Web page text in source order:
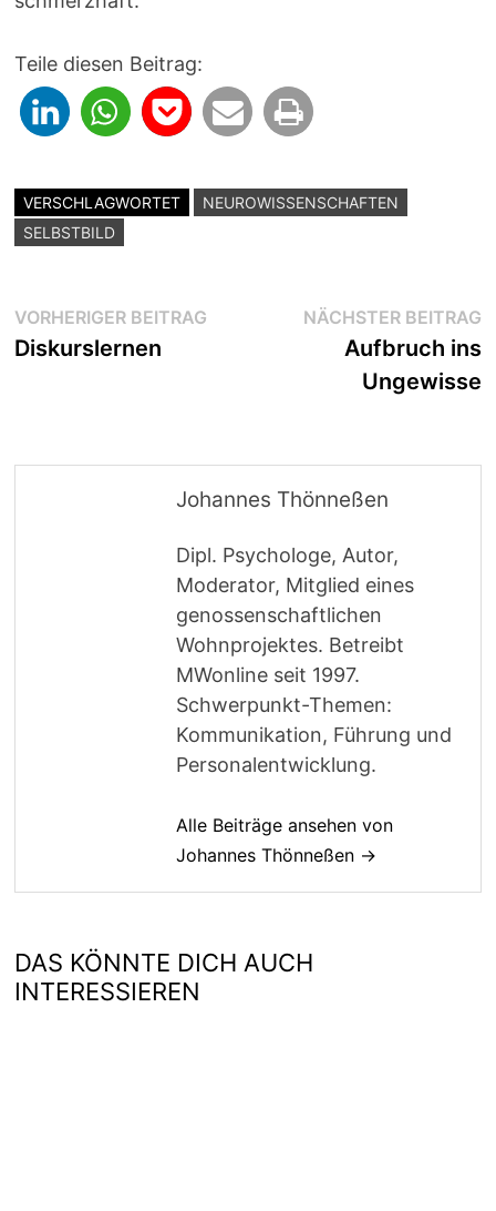
Teile diesen Beitrag:
VERSCHLAGWORTET
NEUROWISSENSCHAFTEN
SELBSTBILD
Beitragsnavigation
VORHERIGER BEITRAG Vorheriger
Diskurslernen
NÄCHSTER BEITRAG
Aufbruch ins
Ungewisse
Johannes Thönneßen
Dipl. Psychologe, Autor,
Moderator, Mitglied eines
genossenschaftlichen
Wohnprojektes. Betreibt
MWonline seit 1997.
Schwerpunkt-Themen:
Kommunikation, Führung und
Personalentwicklung.
Alle Beiträge ansehen von
Johannes Thönneßen →
DAS KÖNNTE DICH AUCH
INTERESSIEREN